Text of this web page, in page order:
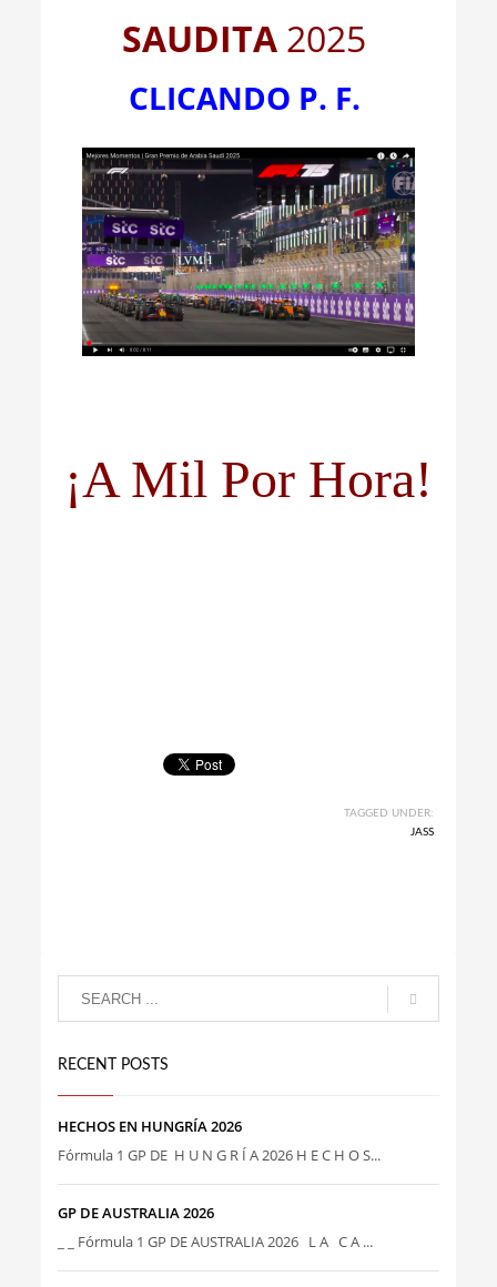
SAUDITA 2025
CLICANDO P. F.
¡A Mil Por Hora!
TAGGED UNDER:
JASS
RECENT POSTS
HECHOS EN HUNGRÍA 2026
Fórmula 1 GP DE H U N G R Í A 2026 H E C H O S...
GP DE AUSTRALIA 2026
_ _ Fórmula 1 GP DE AUSTRALIA 2026 L A C A ...